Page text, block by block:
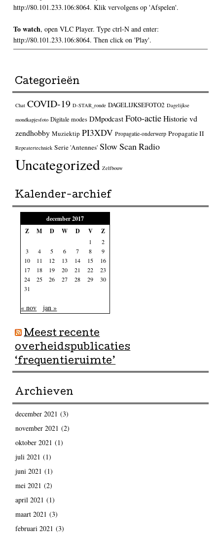
http://80.101.233.106:8064. Klik vervolgens op 'Afspelen'.
To watch, open VLC Player. Type ctrl-N and enter:
http://80.101.233.106:8064. Then click on 'Play'.
Categorieën
Chat COVID-19 D-STAR_ronde DAGELIJKSEFOTO2 Dagelijkse
mondkapjesfoto Digitale modes DMpodcast Foto-actieHistorie vd
zendhobby Muziektip PI3XDV Propagatie-onderwerp Propagatie II
Repeatertechniek Serie 'Antennes' Slow Scan Radio
Uncategorized Zelfbouw
Kalender-archief
december 2017
Z
M D W D V Z
1
2
3
4 5 6 7 8
9
10
11 12 13 14 15
16
17
18 19 20 21 22
23
24
25 26 27 28 29
30
31
« nov jan »
Meest recente
overheidspublicaties
‘frequentieruimte’
Archieven
december 2021 (3)
november 2021 (2)
oktober 2021 (1)
juli 2021 (1)
juni 2021 (1)
mei 2021 (2)
april 2021 (1)
maart 2021 (3)
februari 2021 (3)